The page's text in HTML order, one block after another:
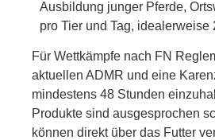
Ausbildung junger Pferde,
pro Tier und Tag, idealerweise
Für Wettkämpfe nach FN
aktuellen ADMR und eine
mindestens 48 Stunden
Produkte sind ausgesprochen
können direkt über das Futter